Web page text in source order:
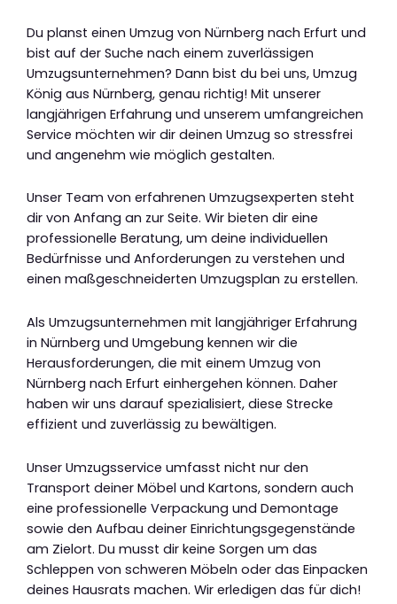
Du planst einen Umzug von Nürnberg nach Erfurt und
bist auf der Suche nach einem zuverlässigen
Umzugsunternehmen? Dann bist du bei uns, Umzug
König aus Nürnberg, genau richtig! Mit unserer
langjährigen Erfahrung und unserem umfangreichen
Service möchten wir dir deinen Umzug so stressfrei
und angenehm wie möglich gestalten.
Unser Team von erfahrenen Umzugsexperten steht
dir von Anfang an zur Seite. Wir bieten dir eine
professionelle Beratung, um deine individuellen
Bedürfnisse und Anforderungen zu verstehen und
einen maßgeschneiderten Umzugsplan zu erstellen.
Als Umzugsunternehmen mit langjähriger Erfahrung
in Nürnberg und Umgebung kennen wir die
Herausforderungen, die mit einem Umzug von
Nürnberg nach Erfurt einhergehen können. Daher
haben wir uns darauf spezialisiert, diese Strecke
effizient und zuverlässig zu bewältigen.
Unser Umzugsservice umfasst nicht nur den
Transport deiner Möbel und Kartons, sondern auch
eine professionelle Verpackung und Demontage
sowie den Aufbau deiner Einrichtungsgegenstände
am Zielort. Du musst dir keine Sorgen um das
Schleppen von schweren Möbeln oder das Einpacken
deines Hausrats machen. Wir erledigen das für dich!